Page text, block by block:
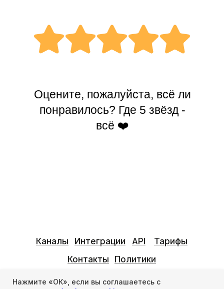
Оцените, пожалуйста, всё ли
понравилось? Где 5 звёзд -
всё ❤️
Политики
Каналы API Тарифы
Интеграции
Контакты
Нажмите «ОК», если вы соглашаетесь с